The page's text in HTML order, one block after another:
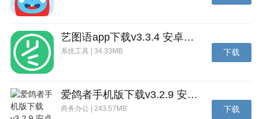
主战坦克炮火轰鸣,装甲车灵巧高速游击,武装直升机在
升机、坦克和装甲车间自由选择,体验陆地与天空三维
一体化的全方位竞技.
更新内容
【全新】
1.新增附加装甲改造,通过改造可解锁附加装甲的被动技
艺图语app下载v3.3.4 安卓免费版
系统工具 | 34.33MB 下载
爱鸽者手机版下载v3.2.9 安卓版
商务办公 | 243.57MB 下载